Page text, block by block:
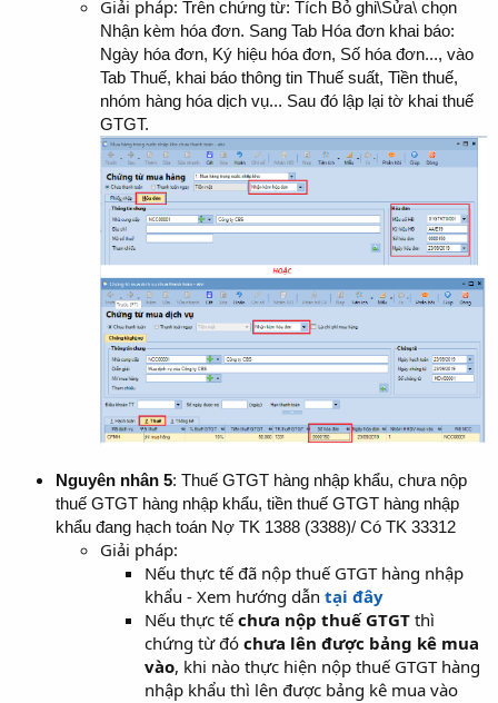
Giải pháp: Trên chứng từ: Tích Bỏ ghi\Sửa\ chọn
Nhận kèm hóa đơn. Sang Tab Hóa đơn khai báo:
Ngày hóa đơn, Ký hiệu hóa đơn, Số hóa đơn..., vào
Tab Thuế, khai báo thông tin Thuế suất, Tiền thuế,
nhóm hàng hóa dịch vụ... Sau đó lập lại tờ khai thuế
GTGT.
Nguyên nhân 5: Thuế GTGT hàng nhập khẩu, chưa nộp
thuế GTGT hàng nhập khẩu, tiền thuế GTGT hàng nhập
khẩu đang hạch toán Nợ TK 1388 (3388)/ Có TK 33312
Giải pháp:
Nếu thực tế đã nộp thuế GTGT hàng nhập
khẩu - Xem hướng dẫn tại đây
Nếu thực tế chưa nộp thuế GTGT thì
chứng từ đó chưa lên được bảng kê mua
vào, khi nào thực hiện nộp thuế GTGT hàng
nhập khẩu thì lên được bảng kê mua vào